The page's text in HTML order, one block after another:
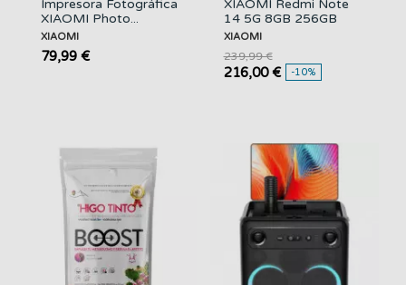
Impresora Fotográfica
XIAOMI Photo...
XIAOMI
79,99 €
XIAOMI Redmi Note
14 5G 8GB 256GB
XIAOMI
216,00 €
239,99 €
-10%